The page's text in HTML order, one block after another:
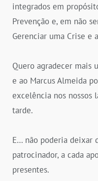
integrados em
Prevenção e, em não
Gerenciar uma Crise e
Quero agradecer mais
e ao Marcus Almeida
excelência nos nossos
tarde.
E… não poderia deixar
patrocinador, a cada
presentes.